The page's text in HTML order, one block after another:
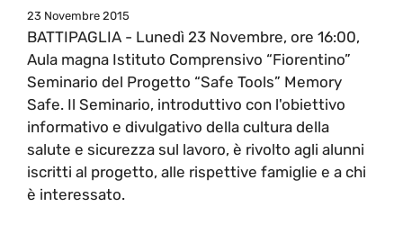
23 Novembre 2015
BATTIPAGLIA - Lunedì 23 Novembre, ore 16:00,
Aula magna Istituto Comprensivo “Fiorentino”
Seminario del Progetto “Safe Tools” Memory
Safe. Il Seminario, introduttivo con l'obiettivo
informativo e divulgativo della cultura della
salute e sicurezza sul lavoro, è rivolto agli alunni
iscritti al progetto, alle rispettive famiglie e a chi
è interessato.